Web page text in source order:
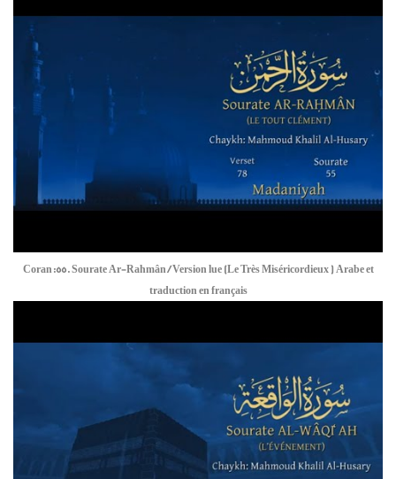
Coran:55. Sourate Ar-Rahmân / Version lue (Le Très Miséricordieux ) Arabe et
traduction en français